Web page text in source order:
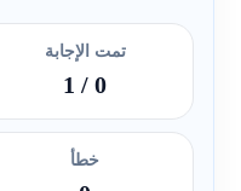
تمت الإجابة
0
/ 1
خطأ